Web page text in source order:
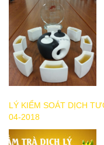
LÝ KIỂM SOÁT DỊCH
04-2018